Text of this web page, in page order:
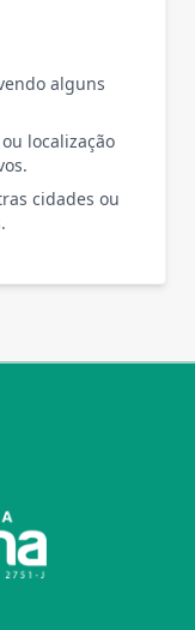
alguns
localização
cidades ou